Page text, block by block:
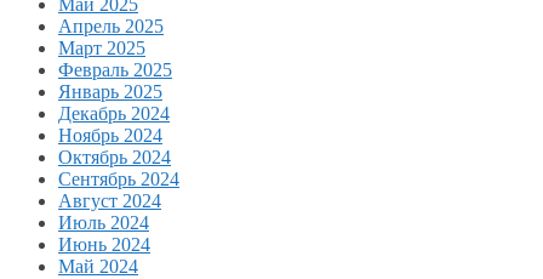
Май 2025
Апрель 2025
Март 2025
Февраль 2025
Январь 2025
Декабрь 2024
Ноябрь 2024
Октябрь 2024
Сентябрь 2024
Август 2024
Июль 2024
Июнь 2024
Май 2024